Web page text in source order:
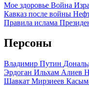
Мое здоровье Война
Кавказ после войны
Правила ислама
Персоны
Владимир Путин
Эрдоган Ильхам Алиев
Шавкат Мирзиеев